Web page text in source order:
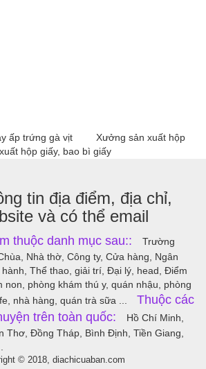
ấp trứng gà vịt
Xưởng sản xuất hộp
hộp giấy, bao bì giấy
tin địa điểm, địa chỉ,
và có thể email
thuộc danh mục sau::
Trường
Nhà thờ, Công ty, Cửa hàng, Ngân
Thể thao, giải trí, Đại lý, head, Điểm
non, phòng khám thú y, quán nhậu, phòng
nhà hàng, quán trà sữa ...
Thuộc các
trên toàn quốc:
Hồ Chí Minh,
Thơ, Đồng Tháp, Bình Định, Tiền Giang,
© 2018, diachicuaban.com